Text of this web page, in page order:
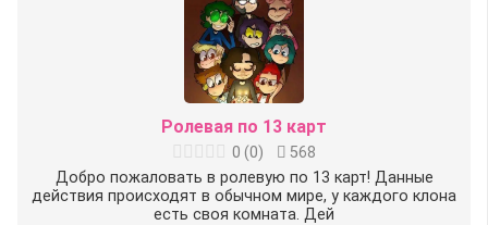
Ролевая по 13 карт
0 (0)
568
Добро пожаловать в ролевую по 13 карт! Данные
действия происходят в обычном мире, у каждого клона
есть своя комната. Дей